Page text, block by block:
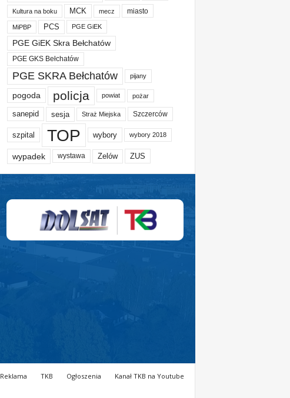
Kultura na boku MCK mecz miasto
MiPBP PCS PGE GiEK
PGE GiEK Skra Bełchatów
PGE GKS Bełchatów
PGE SKRA Bełchatów pijany
pogoda policja powiat pożar
sanepid sesja Straż Miejska Szczerców
szpital TOP wybory wybory 2018
wypadek wystawa Zelów ZUS
Reklama TKB Ogłoszenia Kanał TKB na Youtube